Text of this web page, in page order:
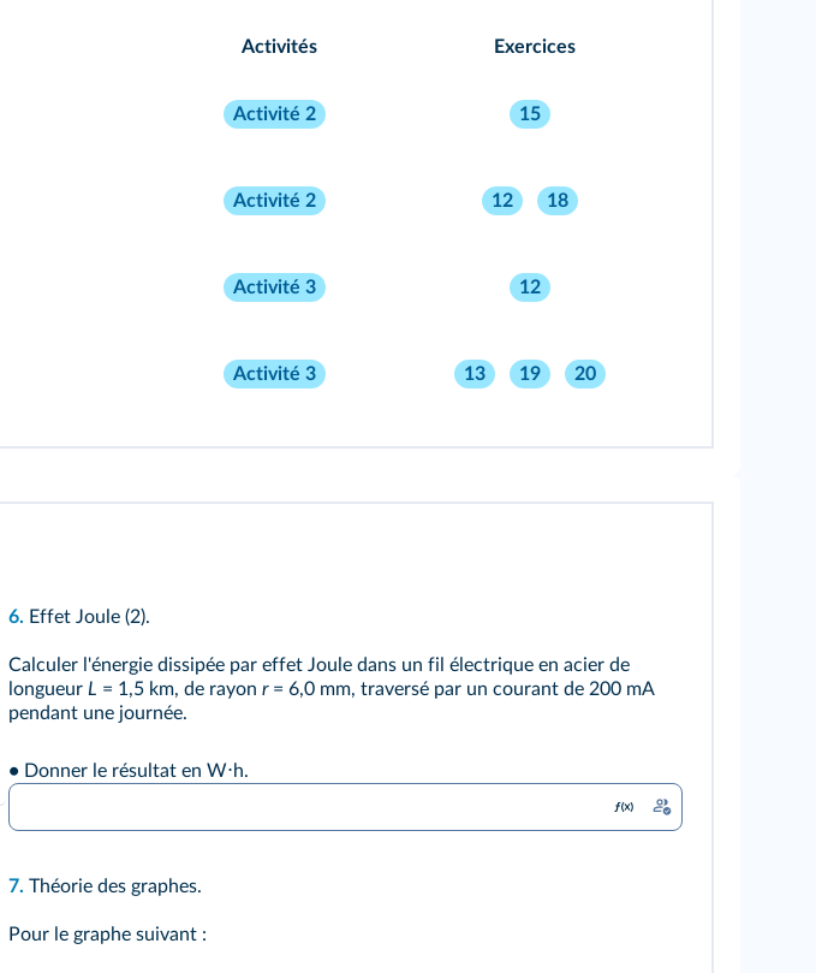
Activités Exercices
Activité 2 15
Activité 2 12 18
Activité 3 12
Activité 3 13 19 20
6. Effet Joule (2).
Calculer l'énergie dissipée par effet Joule dans un fil électrique en acier de
longueur L = 1,5 km, de rayon r= 6,0 mm, traversé par un courant de 200 mA
pendant une journée.
• Donner le résultat en W⋅h.
7. Théorie des graphes.
Pour le graphe suivant :